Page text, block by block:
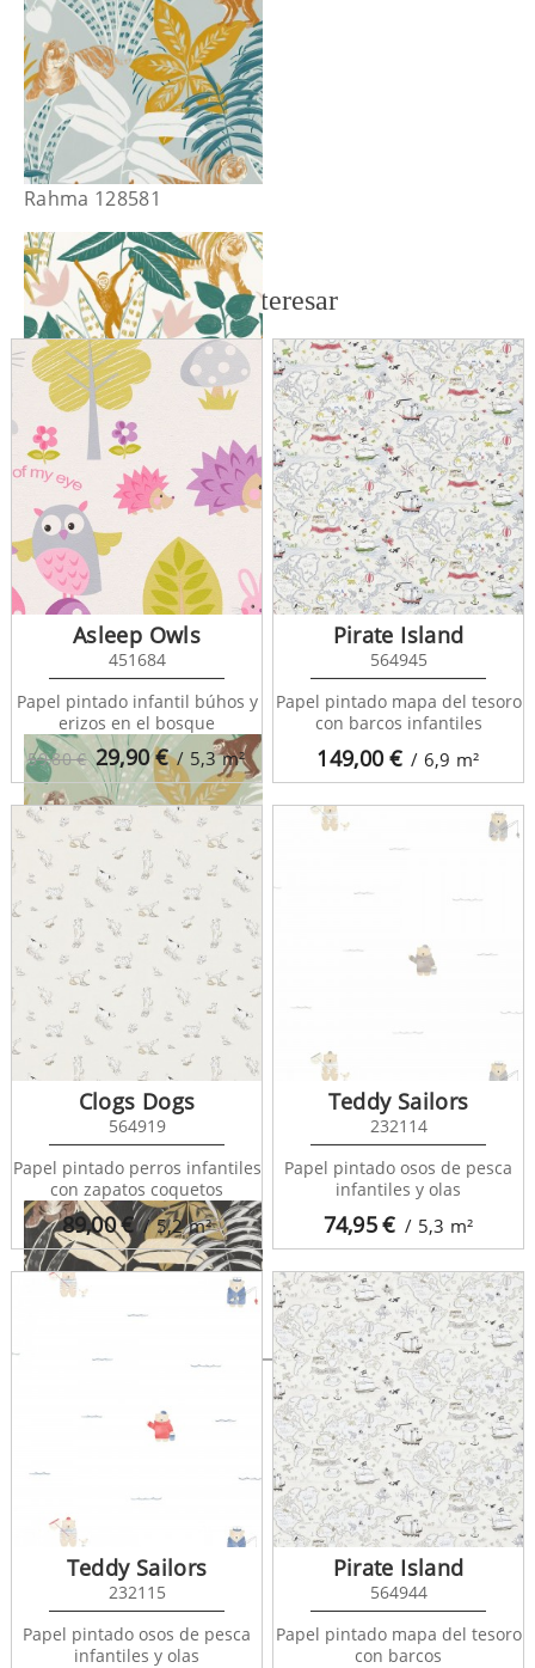
Rahma 128581
Rahma 128583
Rahma 128584
Rahma 128585
También te puede interesar
59,80 € 29,90€ / 5,3m²
Asleep Owls
451684
Papel pintado infantil búhos y
erizos en el bosque
149,00€ / 6,9 m²
Pirate Island
564945
Papel pintado mapa del tesoro
con barcos infantiles
89,00€ / 5,2m²
Clogs Dogs
564919
Papel pintado perros infantiles
con zapatos coquetos
74,95€ / 5,3 m²
Teddy Sailors
232114
Papel pintado osos de pesca
infantiles y olas
Teddy Sailors
232115
Papel pintado osos de pesca
infantiles y olas
Pirate Island
564944
Papel pintado mapa del tesoro
con barcos